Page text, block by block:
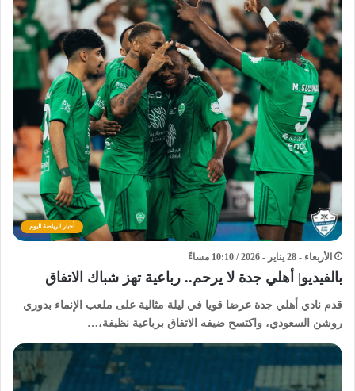
أخبار الرياضة اليوم
الأربعاء - 28 يناير - 2026 / 10:10 مساءً
بالفيديو| أهلي جدة لا يرحم.. رباعية تهز شباك الاتفاق
قدم نادي أهلي جدة عرضا قويا في ليلة مثالية على ملعب الإنماء بدوري
روشن السعودي، واكتسح ضيفه الاتفاق برباعية نظيفة،…